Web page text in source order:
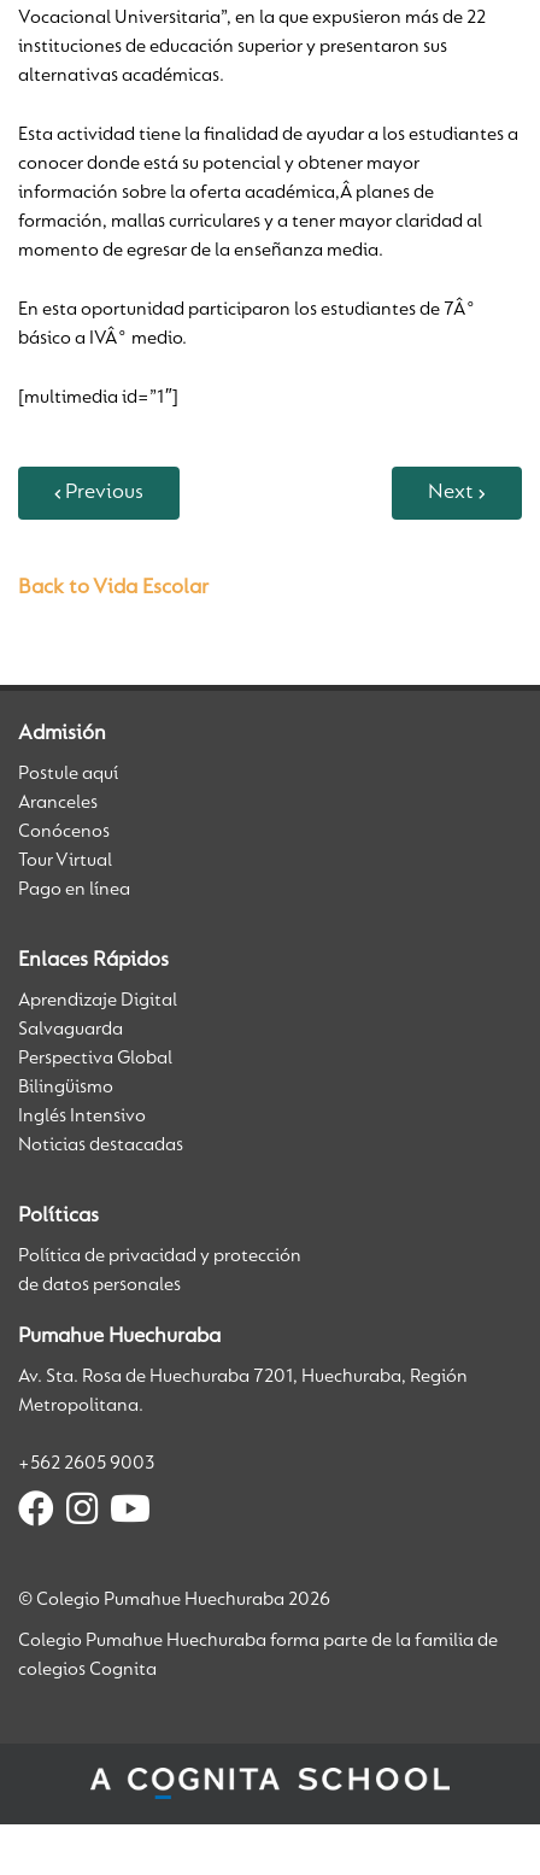
Vocacional Universitaria”, en la que expusieron más de 22
instituciones de educación superior y presentaron sus
alternativas académicas.
Esta actividad tiene la finalidad de ayudar a los estudiantes a
conocer donde está su potencial y obtener mayor
información sobre la oferta académica,Â planes de
formación, mallas curriculares y a tener mayor claridad al
momento de egresar de la enseñanza media.
En esta oportunidad participaron los estudiantes de 7Â°
básico a IVÂ° medio.
[multimedia id=”1″]
Previous Next
Back to Vida Escolar
Admisión
Postule aquí
Aranceles
Conócenos
Tour Virtual
Pago en línea
Enlaces Rápidos
Aprendizaje Digital
Salvaguarda
Perspectiva Global
Bilingüismo
Inglés Intensivo
Noticias destacadas
Políticas
Política de privacidad y protección
de datos personales
Pumahue Huechuraba
Av. Sta. Rosa de Huechuraba 7201, Huechuraba, Región
Metropolitana.
+562 2605 9003
© Colegio Pumahue Huechuraba 2026
Colegio Pumahue Huechuraba forma parte de la familia de
colegios Cognita